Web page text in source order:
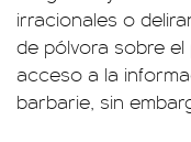
irracionales o
de pólvora sobre el
acceso a la
barbarie, sin